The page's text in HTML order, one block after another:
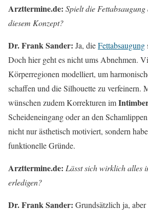
Arzttermine.de: Spielt die
diesem Konzept?
Dr. Frank Sander: Ja, dieFettabsaugung
Doch hier geht es nicht ums Abnehmen.
Körperregionen modelliert, um
schaffen und die Silhouette zu verfeinern.
wünschen zudem Korrekturen im
Scheideneingang oder an den
nicht nur ästhetisch motiviert, sondern
funktionelle Gründe.
Arzttermine.de: Lässt sich wirklich alles
erledigen?
Dr. Frank Sander: Grundsätzlich ja,